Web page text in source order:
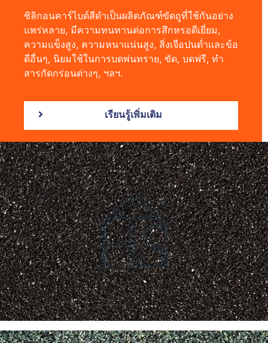
ซิลิกอนคาร์ไบด์สีดำเป็นผลิตภัณฑ์ขัดถูที่ใช้กันอย่าง
แพร่หลาย, มีความทนทานต่อการสึกหรอดีเยี่ยม,
ความแข็งสูง, ความหนาแน่นสูง, สิ่งเจือปนต่ำและข้อ
ดีอื่นๆ, นิยมใช้ในการบดพ่นทราย, ขัด, บดฟรี, ทำ
สารกัดกร่อนต่างๆ, ฯลฯ.
เรียนรู้เพิ่มเติม